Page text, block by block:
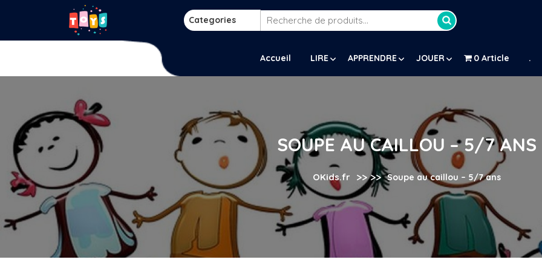
Categories
Recherche
Accueil LIRE APPRENDRE JOUER 0 Article .
SOUPE AU CAILLOU – 5/7 ANS
OKids.fr >> >> Soupe au caillou – 5/7 ans